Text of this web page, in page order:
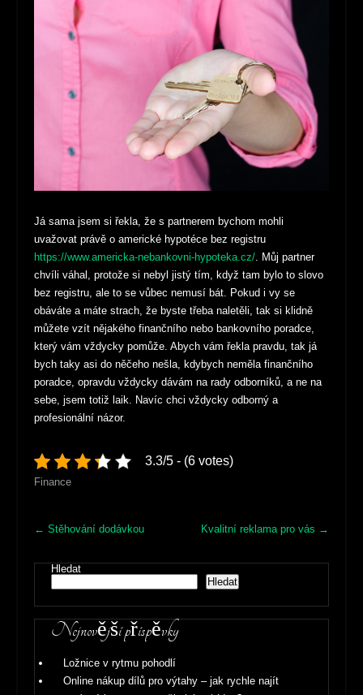
Já sama jsem si řekla, že s partnerem bychom mohli
uvažovat právě o americké hypotéce bez registru
https://www.americka-nebankovni-hypoteka.cz/ . Můj partner
chvíli váhal, protože si nebyl jistý tím, když tam bylo to slovo
bez registru, ale to se vůbec nemusí bát. Pokud i vy se
obáváte a máte strach, že byste třeba naletěli, tak si klidně
můžete vzít nějakého finančního nebo bankovního poradce,
který vám vždycky pomůže. Abych vám řekla pravdu, tak já
bych taky asi do něčeho nešla, kdybych neměla finančního
poradce, opravdu vždycky dávám na rady odborníků, a ne na
sebe, jsem totiž laik. Navíc chci vždycky odborný a
profesionální názor.
3.3/5 - (6 votes)
Finance
Post
navigation
← Stěhování dodávkou Kvalitní reklama pro vás →
Hledat
Hledat
Nejnovější příspěvky
Ložnice v rytmu pohodlí
Online nákup dílů pro výtahy – jak rychle najít